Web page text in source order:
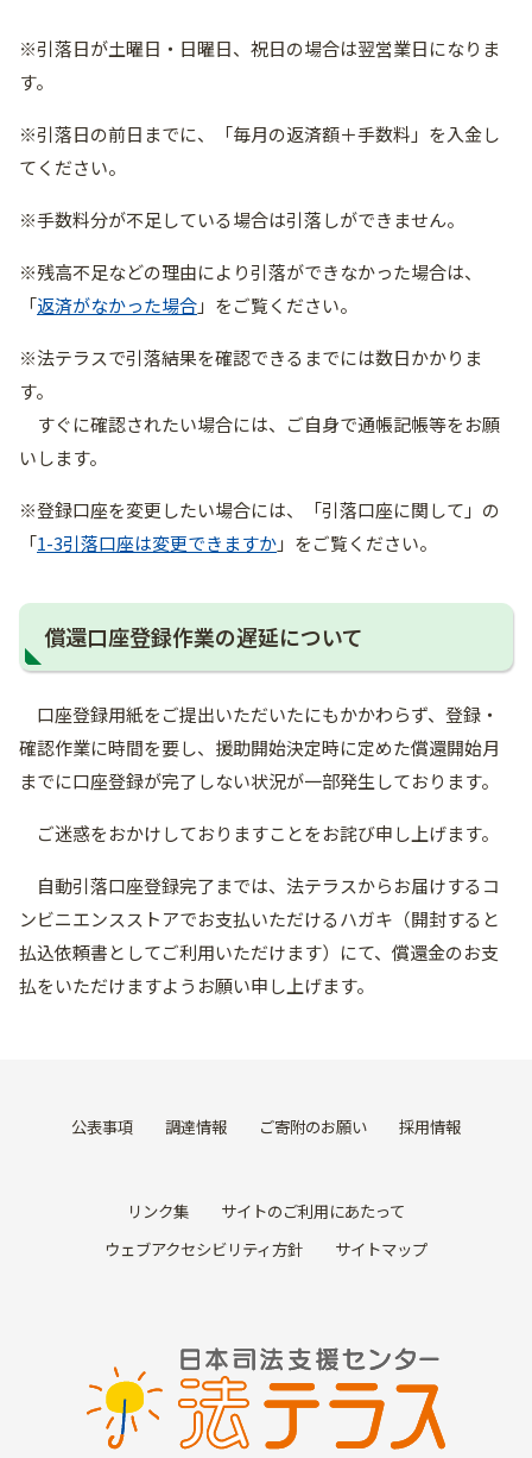
※引落日が土曜日・日曜日、祝日の場合は翌営業日になりま
す。​
※引落日の前日までに、「毎月の返済額＋手数料」を入金し
てください。
※手数料分が不足している場合は引落しができません。
※残高不足などの理由により引落ができなかった場合は、
「返済がなかった場合」をご覧ください。
※法テラスで引落結果を確認できるまでには数日かかりま
す。
すぐに確認されたい場合には、ご自身で通帳記帳等をお願
いします。
※登録口座を変更したい場合には、「引落口座に関して」の
「1-3引落口座は変更できますか」をご覧ください。
償還口座登録作業の遅延について
口座登録用紙をご提出いただいたにもかかわらず、登録・
確認作業に時間を要し、援助開始決定時に定めた償還開始月
までに口座登録が完了しない状況が一部発生しております。
ご迷惑をおかけしておりますことをお詫び申し上げます。
自動引落口座登録完了までは、法テラスからお届けするコ
ンビニエンスストアでお支払いただけるハガキ（開封すると
払込依頼書としてご利用いただけます）にて、償還金のお支
払をいただけますようお願い申し上げます。
公表事項 調達情報 ご寄附のお願い 採用情報
リンク集
サイトのご利用にあたって
ウェブアクセシビリティ方針
サイトマップ